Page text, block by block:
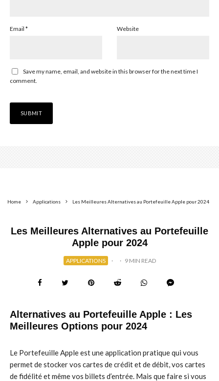
Email * Website
Save my name, email, and website in this browser for the next time I
comment.
Home Applications Les Meilleures Alternatives au Portefeuille Apple pour 2024
Les Meilleures Alternatives au Portefeuille
Apple pour 2024
APPLICATIONS · · 9 MIN READ
Alternatives au Portefeuille Apple : Les
Meilleures Options pour 2024
Le Portefeuille Apple est une application pratique qui vous
permet de stocker vos cartes de crédit et de débit, vos cartes
de fidélité et même vos billets d’entrée. Mais que faire si vous